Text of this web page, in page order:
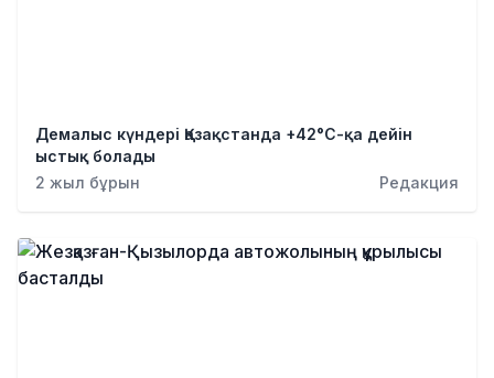
Демалыс күндері Қазақстанда +42°С-қа дейін
ыстық болады
2 жыл бұрын
Редакция